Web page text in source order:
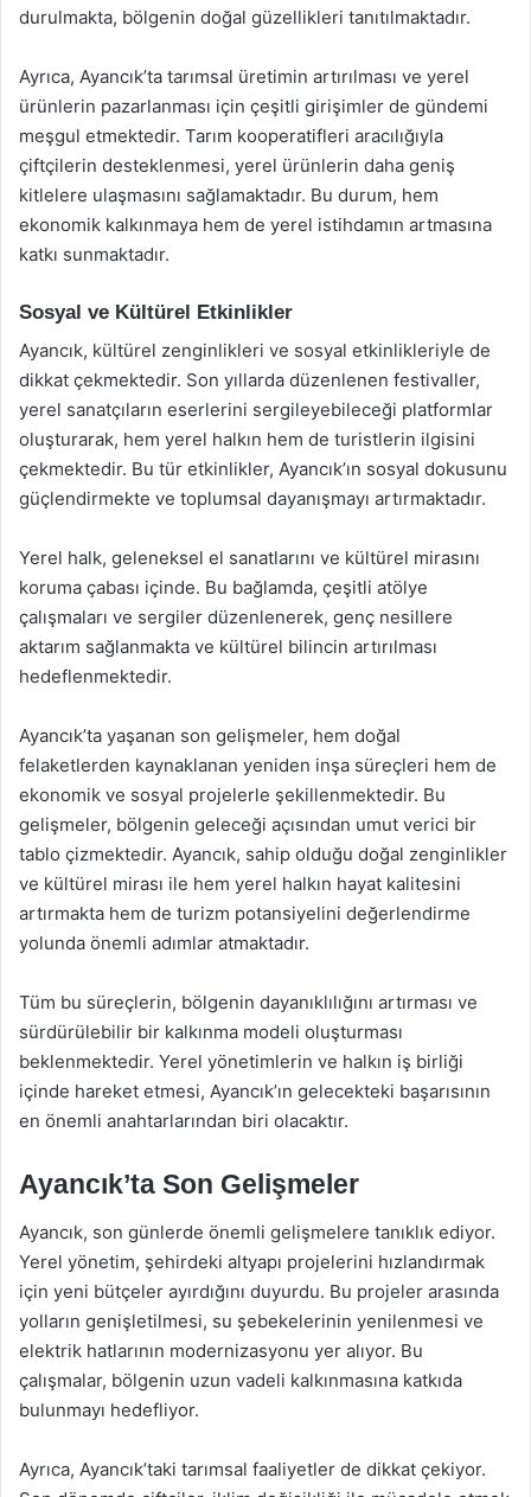
durulmakta, bölgenin doğal güzellikleri tanıtılmaktadır.
Ayrıca, Ayancık’ta tarımsal üretimin artırılması ve yerel
ürünlerin pazarlanması için çeşitli girişimler de gündemi
meşgul etmektedir. Tarım kooperatifleri aracılığıyla
çiftçilerin desteklenmesi, yerel ürünlerin daha geniş
kitlelere ulaşmasını sağlamaktadır. Bu durum, hem
ekonomik kalkınmaya hem de yerel istihdamın artmasına
katkı sunmaktadır.
Sosyal ve Kültürel Etkinlikler
Ayancık, kültürel zenginlikleri ve sosyal etkinlikleriyle de
dikkat çekmektedir. Son yıllarda düzenlenen festivaller,
yerel sanatçıların eserlerini sergileyebileceği platformlar
oluşturarak, hem yerel halkın hem de turistlerin ilgisini
çekmektedir. Bu tür etkinlikler, Ayancık’ın sosyal dokusunu
güçlendirmekte ve toplumsal dayanışmayı artırmaktadır.
Yerel halk, geleneksel el sanatlarını ve kültürel mirasını
koruma çabası içinde. Bu bağlamda, çeşitli atölye
çalışmaları ve sergiler düzenlenerek, genç nesillere
aktarım sağlanmakta ve kültürel bilincin artırılması
hedeflenmektedir.
Ayancık’ta yaşanan son gelişmeler, hem doğal
felaketlerden kaynaklanan yeniden inşa süreçleri hem de
ekonomik ve sosyal projelerle şekillenmektedir. Bu
gelişmeler, bölgenin geleceği açısından umut verici bir
tablo çizmektedir. Ayancık, sahip olduğu doğal zenginlikler
ve kültürel mirası ile hem yerel halkın hayat kalitesini
artırmakta hem de turizm potansiyelini değerlendirme
yolunda önemli adımlar atmaktadır.
Tüm bu süreçlerin, bölgenin dayanıklılığını artırması ve
sürdürülebilir bir kalkınma modeli oluşturması
beklenmektedir. Yerel yönetimlerin ve halkın iş birliği
içinde hareket etmesi, Ayancık’ın gelecekteki başarısının
en önemli anahtarlarından biri olacaktır.
Ayancık’ta Son Gelişmeler
Ayancık, son günlerde önemli gelişmelere tanıklık ediyor.
Yerel yönetim, şehirdeki altyapı projelerini hızlandırmak
için yeni bütçeler ayırdığını duyurdu. Bu projeler arasında
yolların genişletilmesi, su şebekelerinin yenilenmesi ve
elektrik hatlarının modernizasyonu yer alıyor. Bu
çalışmalar, bölgenin uzun vadeli kalkınmasına katkıda
bulunmayı hedefliyor.
Ayrıca, Ayancık’taki tarımsal faaliyetler de dikkat çekiyor.